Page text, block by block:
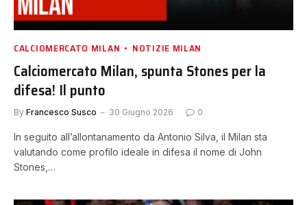
CALCIOMERCATO MILAN NOTIZIE MILAN
Calciomercato Milan, spunta Stones per la
difesa! Il punto
By Francesco Susco 30 Giugno 2026 0
In seguito all’allontanamento da Antonio Silva, il Milan sta
valutando come profilo ideale in difesa il nome di John
Stones,…